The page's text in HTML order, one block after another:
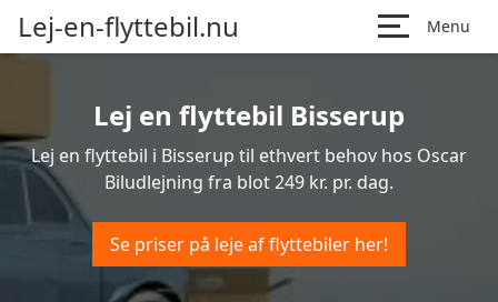
Lej-en-flyttebil.nu Menu
Lej en flyttebil Bisserup
Lej en flyttebil i Bisserup til ethvert behov hos Oscar
Biludlejning fra blot 249 kr. pr. dag.
Se priser på leje af flyttebiler her!